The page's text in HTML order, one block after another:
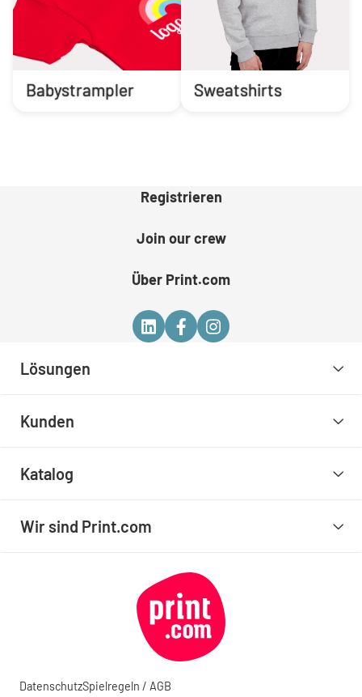
Babystrampler Sweatshirts
Registrieren
Join our crew
Über Print.com
Lösungen
Kunden
Katalog
Wir sind Print.com
DatenschutzSpielregeln / AGB